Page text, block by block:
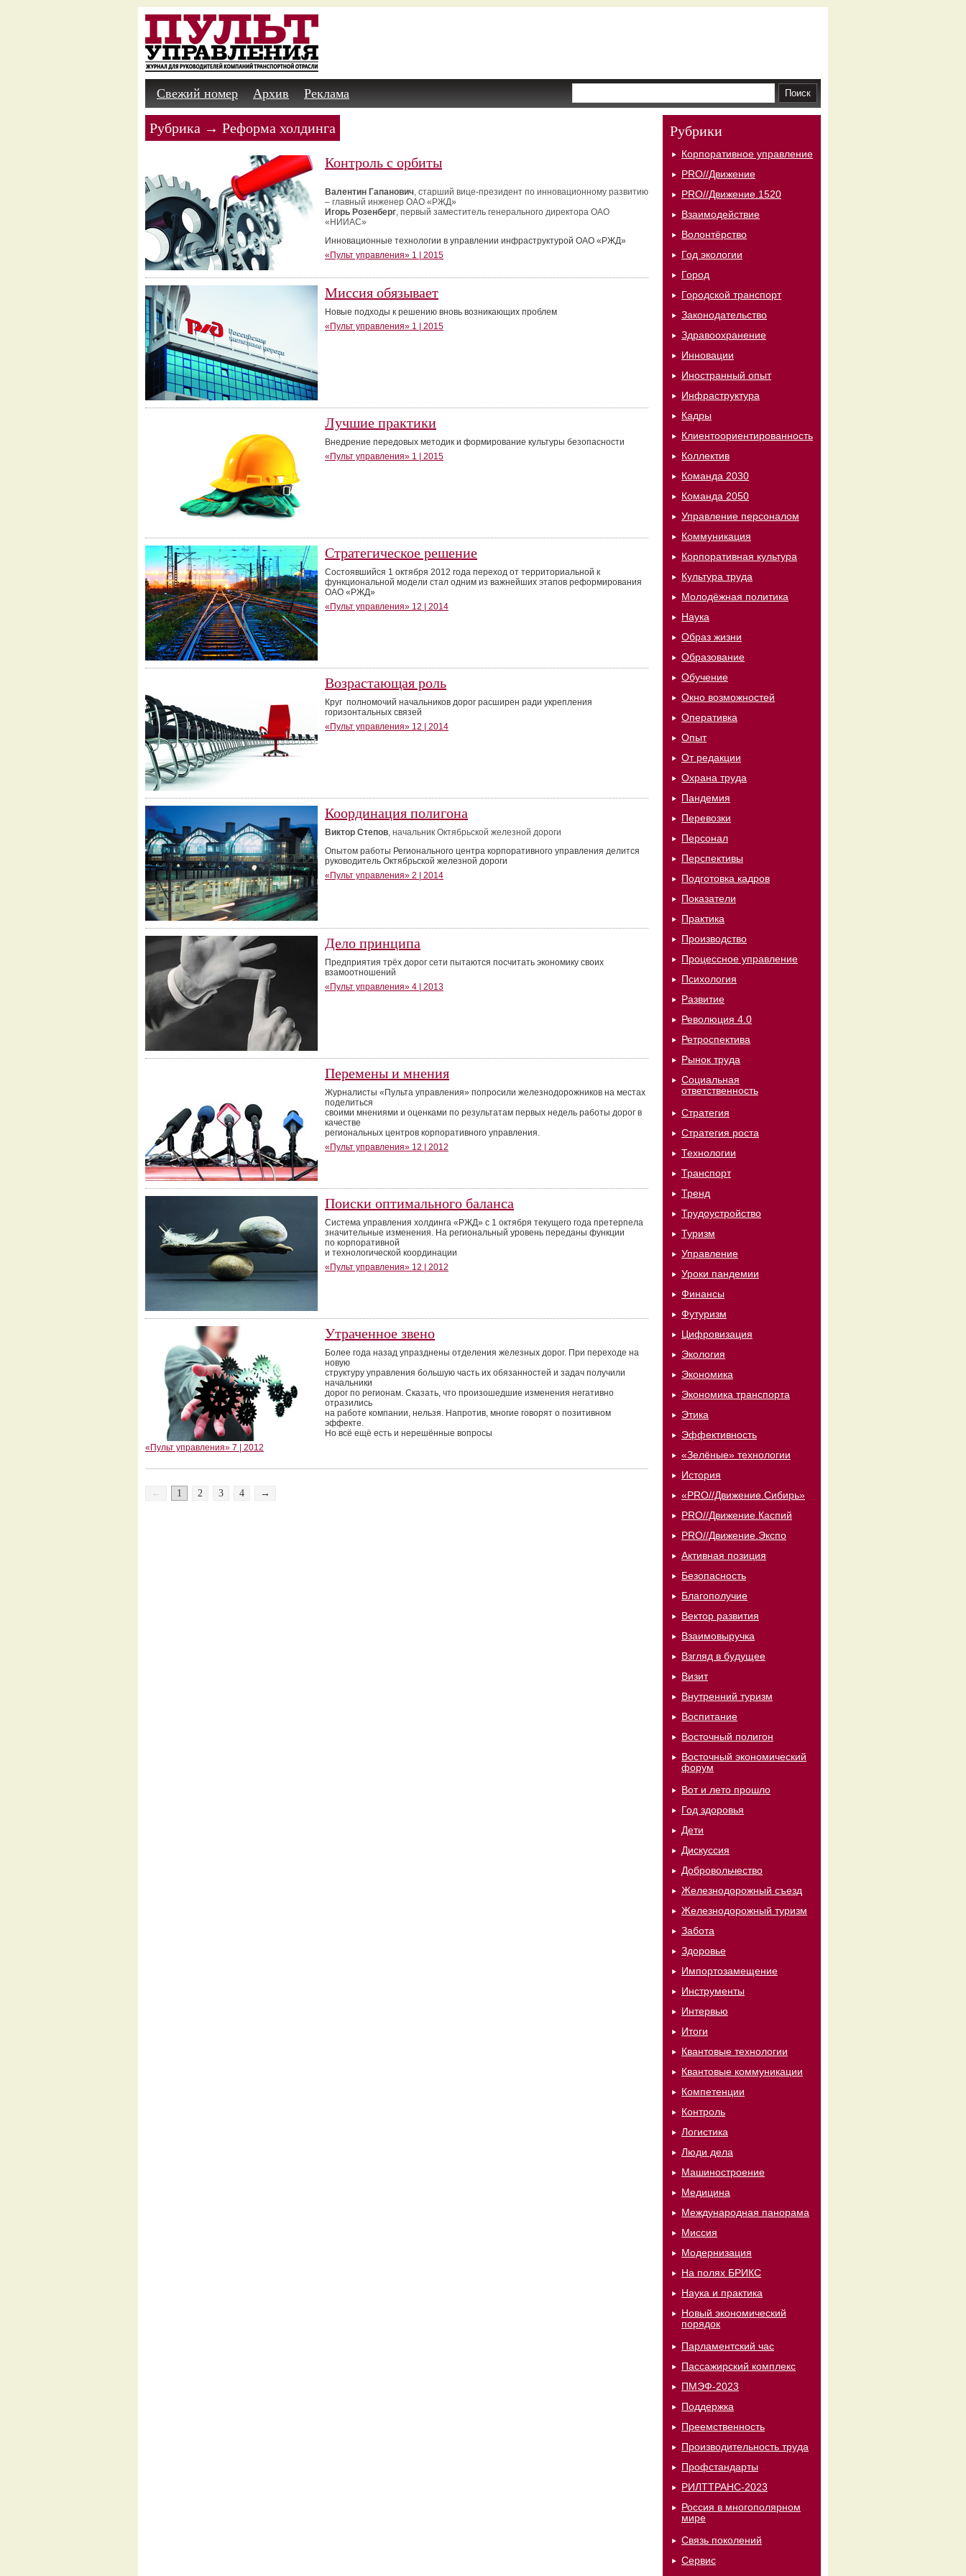
Свежий номер Архив Реклама
Рубрика → Реформа холдинга
Контроль с орбиты
Валентин Гапанович, старший вице-президент по инновационному развитию
– главный инженер ОАО «РЖД»
Игорь Розенберг, первый заместитель генерального директора ОАО
«НИИАС»
Инновационные технологии в управлении инфраструктурой ОАО «РЖД»
«Пульт управления» 1 | 2015
Миссия обязывает
Новые подходы к решению вновь возникающих проблем
«Пульт управления» 1 | 2015
Лучшие практики
Внедрение передовых методик и формирование культуры безопасности
«Пульт управления» 1 | 2015
Стратегическое решение
Cостоявшийся 1 октября 2012 года переход от территориальной к
функциональной модели стал одним из важнейших этапов реформирования
ОАО «РЖД»
«Пульт управления» 12 | 2014
Возрастающая роль
Круг полномочий начальников дорог расширен ради укрепления
горизонтальных связей
«Пульт управления» 12 | 2014
Координация полигона
Виктор Степов, начальник Октябрьской железной дороги
Опытом работы Регионального центра корпоративного управления делится
руководитель Октябрьской железной дороги
«Пульт управления» 2 | 2014
Дело принципа
Предприятия трёх дорог сети пытаются посчитать экономику своих
взамоотношений
«Пульт управления» 4 | 2013
Перемены и мнения
Журналисты «Пульта управления» попросили железнодорожников на местах
поделиться
своими мнениями и оценками по результатам первых недель работы дорог в
качестве
региональных центров корпоративного управления.
«Пульт управления» 12 | 2012
Поиски оптимального баланса
Система управления холдинга «РЖД» с 1 октября текущего года претерпела
значительные изменения. На региональный уровень переданы функции
по корпоративной
и технологической координации
«Пульт управления» 12 | 2012
Утраченное звено
Более года назад упразднены отделения железных дорог. При переходе на
новую
структуру управления большую часть их обязанностей и задач получили
начальники
дорог по регионам. Сказать, что произошедшие изменения негативно
отразились
на работе компании, нельзя. Напротив, многие говорят о позитивном
эффекте.
Но всё ещё есть и нерешённые вопросы
«Пульт управления» 7 | 2012
← 1 2 3 4 →
Рубрики
Корпоративное управление
PRO//Движение
PRO//Движение.1520
Взаимодействие
Волонтёрство
Год экологии
Город
Городской транспорт
Законодательство
Здравоохранение
Инновации
Иностранный опыт
Инфраструктура
Кадры
Клиентоориентированность
Коллектив
Команда 2030
Команда 2050
Управление персоналом
Коммуникация
Корпоративная культура
Культура труда
Молодёжная политика
Наука
Образ жизни
Образование
Обучение
Окно возможностей
Оперативка
Опыт
От редакции
Охрана труда
Пандемия
Перевозки
Персонал
Перспективы
Подготовка кадров
Показатели
Практика
Производство
Процессное управление
Психология
Развитие
Революция 4.0
Ретроспектива
Рынок труда
Социальная
ответственность
Стратегия
Стратегия роста
Технологии
Транспорт
Тренд
Трудоустройство
Туризм
Управление
Уроки пандемии
Финансы
Футуризм
Цифровизация
Экология
Экономика
Экономика транспорта
Этика
Эффективность
«Зелёные» технологии
История
«PRO//Движение.Сибирь»
PRO//Движение.Каспий
PRO//Движение.Экспо
Активная позиция
Безопасность
Благополучие
Вектор развития
Взаимовыручка
Взгляд в будущее
Визит
Внутренний туризм
Воспитание
Восточный полигон
Восточный экономический
форум
Вот и лето прошло
Год здоровья
Дети
Дискуссия
Добровольчество
Железнодорожный съезд
Железнодорожный туризм
Забота
Здоровье
Импортозамещение
Инструменты
Интервью
Итоги
Квантовые технологии
Квантовые коммуникации
Компетенции
Контроль
Логистика
Люди дела
Машиностроение
Медицина
Международная панорама
Миссия
Модернизация
На полях БРИКС
Наука и практика
Новый экономический
порядок
Парламентский час
Пассажирский комплекс
ПМЭФ-2023
Поддержка
Преемственность
Производительность труда
Профстандарты
РИЛТТРАНС-2023
Россия в многополярном
мире
Связь поколений
Сервис